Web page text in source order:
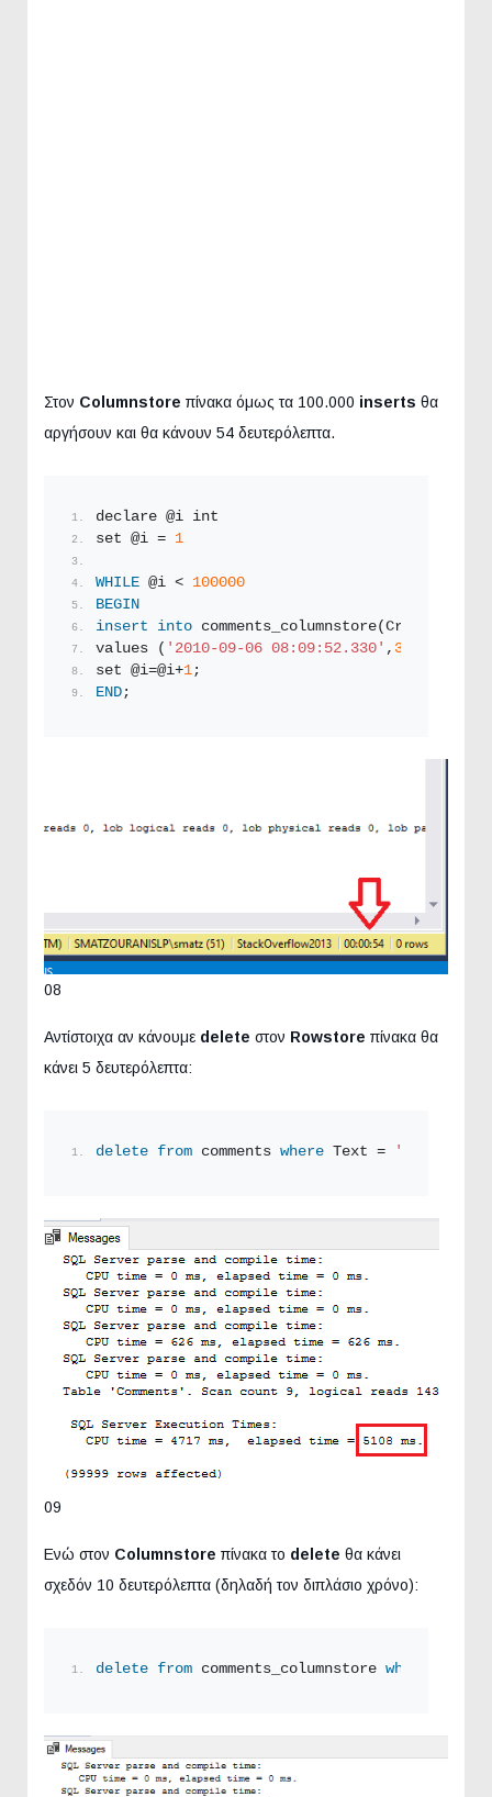
Στον Columnstore πίνακα όμως τα 100.000 inserts θα
αργήσουν και θα κάνουν 54 δευτερόλεπτα.
declare @i int
set @i = 1
WHILE @i < 100000
BEGIN
insert
into
values ( '2010-09-06 08:09:52.330' , 35314
set @i=@i+1;
END;
08
Αντίστοιχα αν κάνουμε delete στον Rowstore πίνακα θα
κάνει 5 δευτερόλεπτα:
delete from comments where Text = 'Test
09
Ενώ στον Columnstore πίνακα το delete θα κάνει
σχεδόν 10 δευτερόλεπτα (δηλαδή τον διπλάσιο χρόνο):
delete from comments_columnstore where